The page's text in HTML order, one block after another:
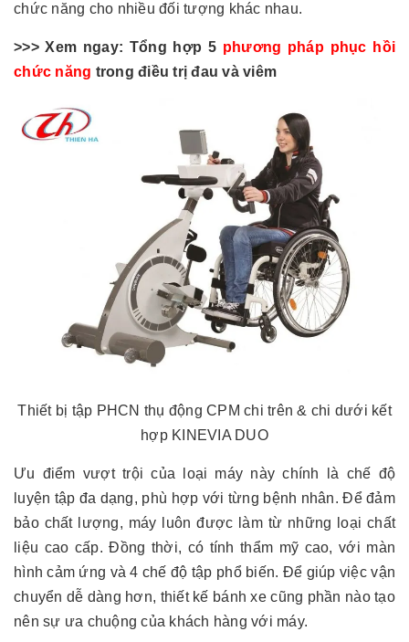
chức năng cho nhiều đối tượng khác nhau.
>>> Xem ngay: Tổng hợp 5 phương pháp phục hồi
chức năng trong điều trị đau và viêm
Thiết bị tập PHCN thụ động CPM chi trên & chi dưới kết
hợp KINEVIA DUO
Ưu điểm vượt trội của loại máy này chính là chế độ
luyện tập đa dạng, phù hợp với từng bệnh nhân. Để đảm
bảo chất lượng, máy luôn được làm từ những loại chất
liệu cao cấp. Đồng thời, có tính thẩm mỹ cao, với màn
hình cảm ứng và 4 chế độ tập phổ biến. Để giúp việc vận
chuyển dễ dàng hơn, thiết kế bánh xe cũng phần nào tạo
nên sự ưa chuộng của khách hàng với máy.